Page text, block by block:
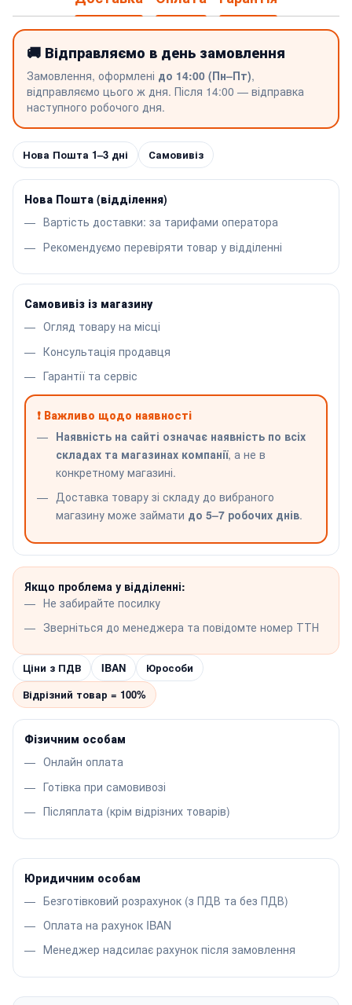
🚚 Відправляємо в день замовлення
Замовлення, оформлені до 14:00 (Пн–Пт),
відправляємо цього ж дня. Після 14:00 — відправка
наступного робочого дня.
Нова Пошта 1–3 дні Самовивіз
Нова Пошта (відділення)
Вартість доставки: за тарифами оператора
Рекомендуємо перевіряти товар у відділенні
Самовивіз із магазину
Огляд товару на місці
Консультація продавця
Гарантії та сервіс
❗ Важливо щодо наявності
Наявність на сайті означає наявність по всіх
складах та магазинах компанії, а не в
конкретному магазині.
Доставка товару зі складу до вибраного
магазину може займати до 5–7 робочих днів.
Якщо проблема у відділенні:
Не забирайте посилку
Зверніться до менеджера та повідомте номер ТТН
Ціни з ПДВ IBAN
Юрособи
Відрізний товар = 100%
Фізичним особам
Онлайн оплата
Готівка при самовивозі
Післяплата (крім відрізних товарів)
Юридичним особам
Безготівковий розрахунок (з ПДВ та без ПДВ)
Оплата на рахунок IBAN
Менеджер надсилає рахунок після замовлення